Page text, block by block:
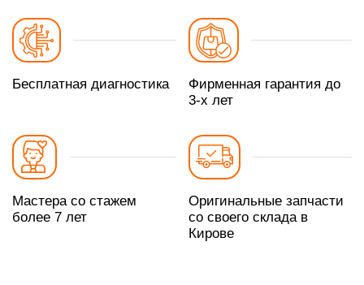
Бесплатная диагностика
Фирменная гарантия до
3-х лет
Мастера со стажем
более 7 лет
Оригинальные запчасти
со своего склада в
Кирове